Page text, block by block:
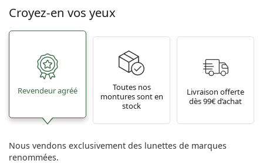
Croyez-en vos yeux
Revendeur agréé
Toutes nos
montures sont en
stock
Livraison offerte
dès 99€ d’achat
Nous vendons exclusivement des lunettes de marques
renommées.